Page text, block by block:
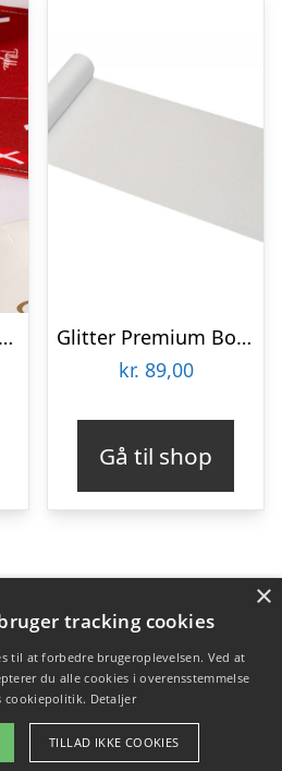
Student Bordløber Rød
Glitter Premium Bordløber Iriserende
kr. 89,00
Gå til shop
Blog Betingelser
×
tracking cookies
til at forbedre brugeroplevelsen. Ved at
du alle cookies i overensstemmelse
cookiepolitik. Detaljer
TILLAD IKKE COOKIES